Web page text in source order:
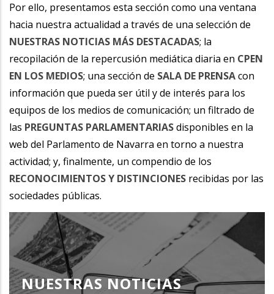
Por ello, presentamos esta sección como una ventana
hacia nuestra actualidad a través de una selección de
NUESTRAS NOTICIAS MÁS DESTACADAS; la
recopilación de la repercusión mediática diaria en CPEN
EN LOS MEDIOS; una sección de SALA DE PRENSAcon
información que pueda ser útil y de interés para los
equipos de los medios de comunicación; un filtrado de
las PREGUNTAS PARLAMENTARIASdisponibles en la
web del Parlamento de Navarra en torno a nuestra
actividad; y, finalmente, un compendio de los
RECONOCIMIENTOS Y DISTINCIONES recibidas por las
sociedades públicas.
NUESTRAS NOTICIAS